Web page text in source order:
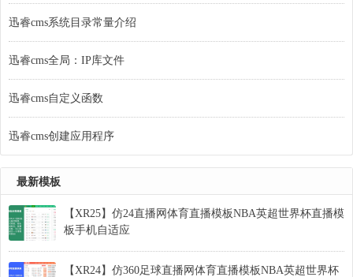
迅睿cms系统目录常量介绍
迅睿cms全局：IP库文件
迅睿cms自定义函数
迅睿cms创建应用程序
最新模板
【XR25】仿24直播网体育直播模板NBA英超世界杯直播模
板手机自适应
【XR24】仿360足球直播网体育直播模板NBA英超世界杯